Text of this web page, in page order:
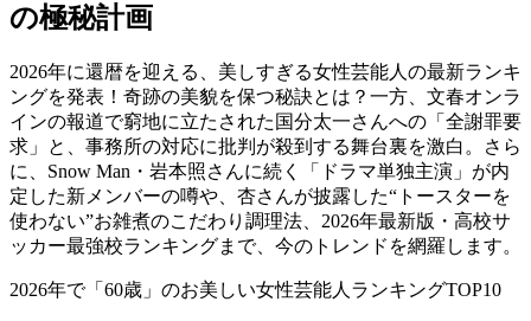
の極秘計画
2026年に還暦を迎える、美しすぎる女性芸能人の最新ランキ
ングを発表！奇跡の美貌を保つ秘訣とは？一方、文春オンラ
インの報道で窮地に立たされた国分太一さんへの「全謝罪要
求」と、事務所の対応に批判が殺到する舞台裏を激白。さら
に、Snow Man・岩本照さんに続く「ドラマ単独主演」が内
定した新メンバーの噂や、杏さんが披露した“トースターを
使わない”お雑煮のこだわり調理法、2026年最新版・高校サ
ッカー最強校ランキングまで、今のトレンドを網羅します。
2026年で「60歳」のお美しい女性芸能人ランキングTOP10